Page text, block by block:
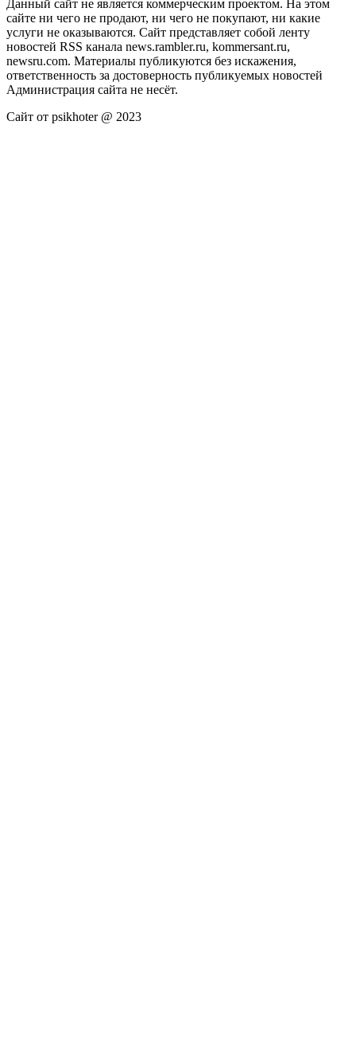
Данный сайт не является коммерческим проектом. На этом
сайте ни чего не продают, ни чего не покупают, ни какие
услуги не оказываются. Сайт представляет собой ленту
новостей RSS канала news.rambler.ru, kommersant.ru,
newsru.com. Материалы публикуются без искажения,
ответственность за достоверность публикуемых новостей
Администрация сайта не несёт.
Сайт от psikhoter @ 2023